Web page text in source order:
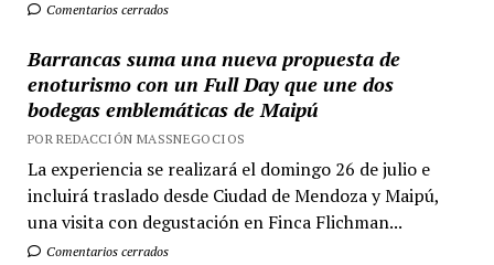
Comentarios cerrados
Barrancas suma una nueva propuesta de
enoturismo con un Full Day que une dos
bodegas emblemáticas de Maipú
POR REDACCIÓN MASSNEGOCIOS
La experiencia se realizará el domingo 26 de julio e
incluirá traslado desde Ciudad de Mendoza y Maipú,
una visita con degustación en Finca Flichman...
Comentarios cerrados